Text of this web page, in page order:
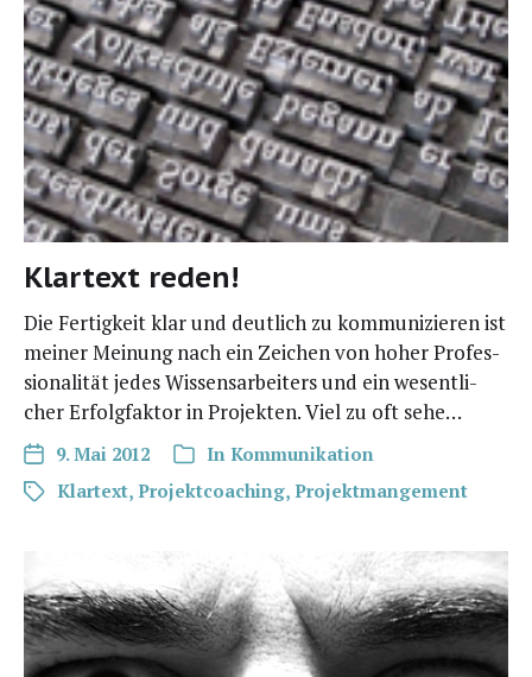
Klartext reden!
Die Fer­tig­keit klar und deut­lich zu kom­mu­ni­zie­ren ist
mei­ner Mei­nung nach ein Zei­chen von hoher Pro­fes­
sio­na­li­tät jedes Wis­sens­ar­bei­ters und ein wesent­li­
cher Erfolg­fak­tor in Pro­jek­ten. Viel zu oft sehe…
9. Mai 2012 In Kommunikation
Klartext, Projektcoaching, Projektmangement